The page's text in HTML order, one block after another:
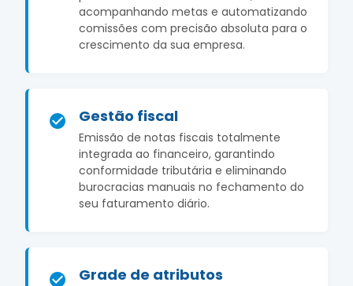
acompanhando metas e automatizando
comissões com precisão absoluta para o
crescimento da sua empresa.
Gestão fiscal
Emissão de notas fiscais totalmente
integrada ao financeiro, garantindo
conformidade tributária e eliminando
burocracias manuais no fechamento do
seu faturamento diário.
Grade de atributos